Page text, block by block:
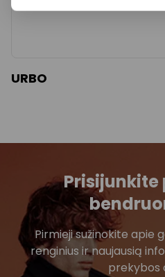
URBO
Prisijunkite
Pirmieji sužinokite apie
renginius ir naujausią
prekybos